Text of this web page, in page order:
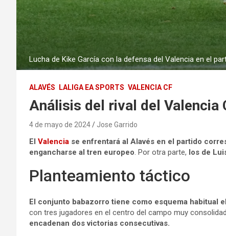
Lucha de Kike García con la defensa del Valencia en el
ALAVÉS LALIGA EA SPORTS VALENCIA CF
Análisis del rival del Valencia
4 de mayo de 2024 Jose Garrido
El Valencia se enfrentará al Alavés en el partido
engancharse al tren europeo. Por otra parte, los de
Planteamiento táctico
El conjunto babazorro tiene como esquema habitual
con tres jugadores en el centro del campo muy
encadenan dos victorias consecutivas.